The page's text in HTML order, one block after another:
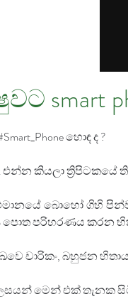
smart
හොඳ ද ?
එන්න කියලා ත්‍රිපිටකයේ
බොහෝ ගිහි
පරිහරණය කරන
චාරිකං, බහුජන
මෙන් එක් තැනක